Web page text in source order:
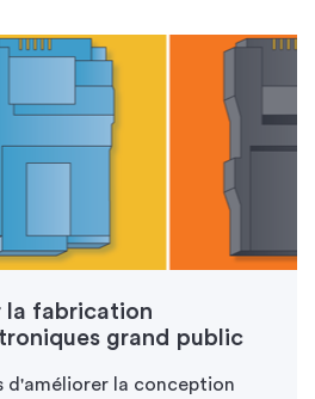
la fabrication
grand public
d'améliorer la conception